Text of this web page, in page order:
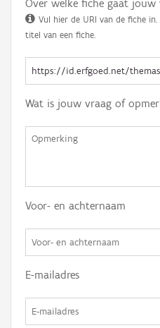
Over welke fiche gaat jouw
Vul hier de URI van de fiche
titel van een fiche.
Wat is jouw vraag of
Voor- en achternaam
E-mailadres